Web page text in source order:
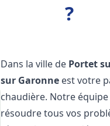
?
Dans la ville de Portet
sur Garonne est votre
chaudière. Notre
résoudre tous vos